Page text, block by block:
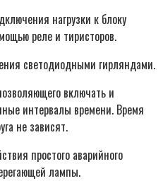
нагрузки к блоку
реле и тиристоров.
светодиодными гирляндами.
включать и
интервалы времени. Время
не зависят.
простого аварийного
лампы.